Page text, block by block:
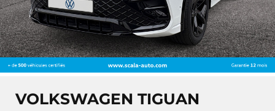
VOLKSWAGEN TIGUAN